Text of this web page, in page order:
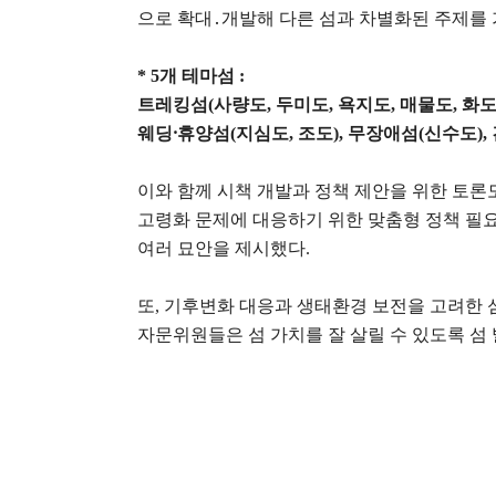
으로 확대 ․ 개발해 다른 섬과 차별화된 주제
* 5개 테마섬 :
트레킹섬(사량도, 두미도, 욕지도, 매물도, 화도
웨딩⸱휴양섬(지심도, 조도), 무장애섬(신수도),
이와 함께 시책 개발과 정책 제안을 위한 토
고령화 문제에 대응하기 위한 맞춤형 정책 필
여러 묘안을 제시했다.
또, 기후변화 대응과 생태환경 보전을 고려한
자문위원들은 섬 가치를 잘 살릴 수 있도록